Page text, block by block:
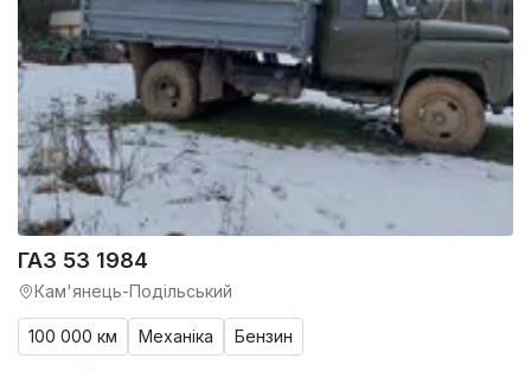
ГАЗ 53 1984
Кам'янець-Подільський
100 000 км Механіка Бензин